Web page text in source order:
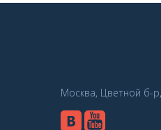
Москва, Цветной б-